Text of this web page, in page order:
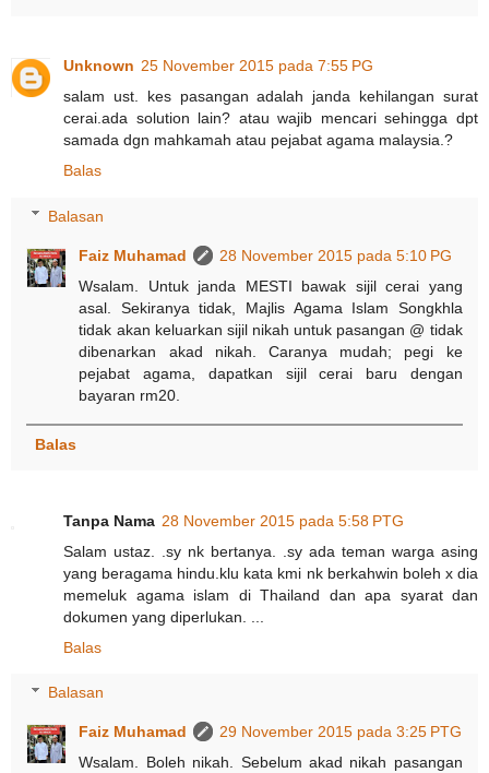
Unknown 25 November 2015 pada 7:55 PG
salam ust. kes pasangan adalah janda kehilangan surat
cerai.ada solution lain? atau wajib mencari sehingga dpt
samada dgn mahkamah atau pejabat agama malaysia.?
Balas
Balasan
Faiz Muhamad
28 November 2015 pada 5:10 PG
Wsalam. Untuk janda MESTI bawak sijil cerai yang
asal. Sekiranya tidak, Majlis Agama Islam Songkhla
tidak akan keluarkan sijil nikah untuk pasangan @ tidak
dibenarkan akad nikah. Caranya mudah; pegi ke
pejabat agama, dapatkan sijil cerai baru dengan
bayaran rm20.
Balas
Tanpa Nama 28 November 2015 pada 5:58 PTG
Salam ustaz. .sy nk bertanya. .sy ada teman warga asing
yang beragama hindu.klu kata kmi nk berkahwin boleh x dia
memeluk agama islam di Thailand dan apa syarat dan
dokumen yang diperlukan. ...
Balas
Balasan
Faiz Muhamad
29 November 2015 pada 3:25 PTG
Wsalam. Boleh nikah. Sebelum akad nikah pasangan